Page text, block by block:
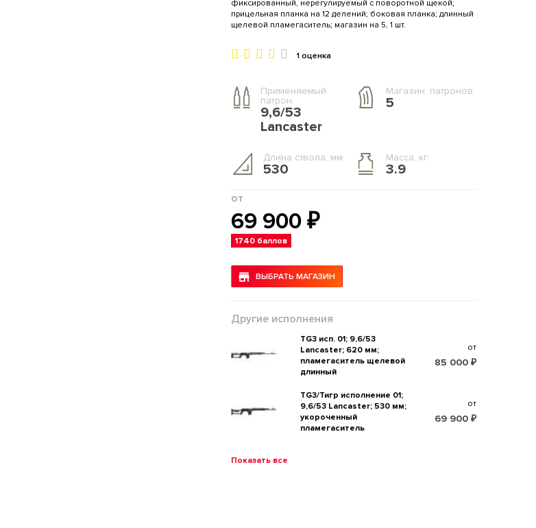
фиксированный, нерегулируемый с поворотной щекой;
прицельная планка на 12 делений; боковая планка; длинный
щелевой пламегаситель; магазин на 5, 1 шт.
1 оценка
Применяемый
патрон:
9,6/53
Lancaster
Магазин, патронов:
5
Длина ствола, мм:
530
Масса, кг:
3.9
от
69 900 ₽
1740 баллов
ВЫБРАТЬ МАГАЗИН
Другие исполнения
TG3 исп. 01; 9,6/53
Lancaster; 620 мм;
пламегаситель щелевой
длинный
от
85 000 ₽
TG3/Тигр исполнение 01;
9,6/53 Lancaster; 530 мм;
укороченный
пламегаситель
от
69 900 ₽
Показать все